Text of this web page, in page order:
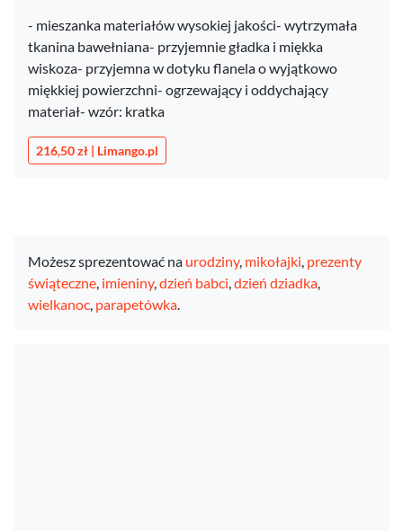
- mieszanka materiałów wysokiej jakości- wytrzymała
tkanina bawełniana- przyjemnie gładka i miękka
wiskoza- przyjemna w dotyku flanela o wyjątkowo
miękkiej powierzchni- ogrzewający i oddychający
materiał- wzór: kratka
216,50 zł | Limango.pl
Możesz sprezentować na urodziny, mikołajki, prezenty
świąteczne, imieniny,dzień babci,dzień dziadka,
wielkanoc, parapetówka.